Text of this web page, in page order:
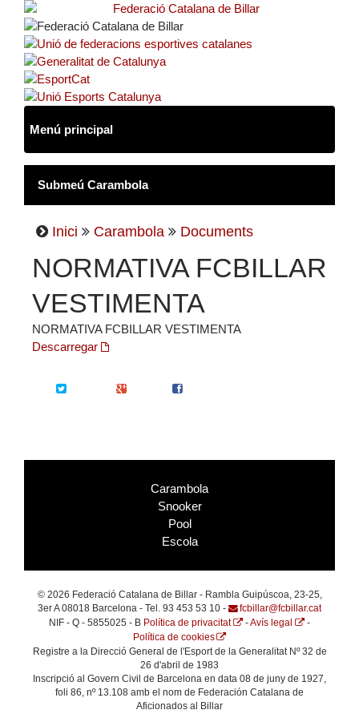
Inici Carambola Documents
NORMATIVA FCBILLAR
VESTIMENTA
NORMATIVA FCBILLAR VESTIMENTA
Descarregar
Google+
Carambola
Snooker
Pool
Escola
© 2026 Federació Catalana de Billar - Rambla Guipúscoa, 23-25,
3er A 08018 Barcelona - Tel. 93 453 53 10 -
fcbillar@fcbillar.cat
NIF - Q - 5855025 - B Política de privacitat -Avís legal
-
Política de cookies
Registre a la Direcció General de l'Esport de la Generalitat Nº 32 de
26 d'abril de 1983
Inscripció al Govern Civil de Barcelona en data 08 de juny de 1927,
foli 86, nº 13.108 amb el nom de Federación Catalana de
Aficionados al Billar